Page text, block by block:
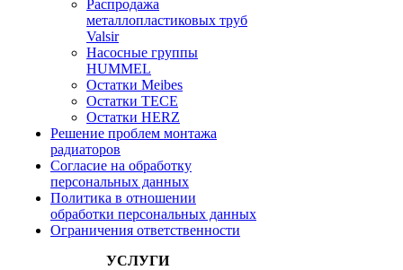
Распродажа
металлопластиковых труб
Valsir
Насосные группы
HUMMEL
Остатки Meibes
Остатки ТЕСЕ
Остатки HERZ
Решение проблем монтажа
радиаторов
Согласие на обработку
персональных данных
Политика в отношении
обработки персональных данных
Ограничения ответственности
УСЛУГИ